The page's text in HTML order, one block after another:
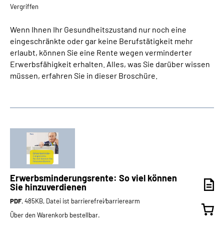
Vergriffen
Wenn Ihnen Ihr Gesundheitszustand nur noch eine
eingeschränkte oder gar keine Berufstätigkeit mehr
erlaubt, können Sie eine Rente wegen verminderter
Erwerbsfähigkeit erhalten. Alles, was Sie darüber wissen
müssen, erfahren Sie in dieser Broschüre.
Erwerbsminderungs­rente: So viel können
Sie hinzuverdienen
PDF, 485KB, Datei ist barrierefrei⁄barrierearm
Über den Warenkorb bestellbar.